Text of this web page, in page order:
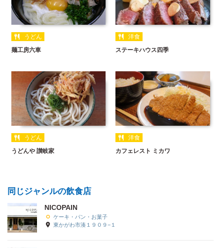
うどん
麺工房六車
洋食
ステーキハウス四季
うどん
うどんや 讃岐家
洋食
カフェレスト ミカワ
同じジャンルの飲食店
NICOPAIN
ケーキ・パン・お菓子
東かがわ市湊１９０９−１